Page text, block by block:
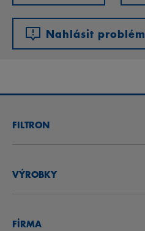
Nahlásit problém
FILTRON
VÝROBKY
FİRMA